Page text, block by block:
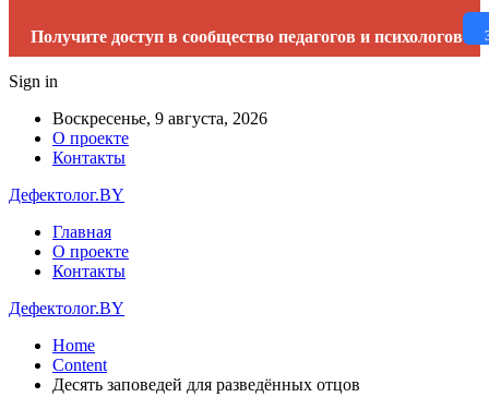
Получите доступ в сообщество педагогов и психологов
Sign in
Воскресенье, 9 августа, 2026
О проекте
Контакты
Дефектолог.BY
Главная
О проекте
Контакты
Дефектолог.BY
Home
Content
Десять заповедей для разведённых отцов